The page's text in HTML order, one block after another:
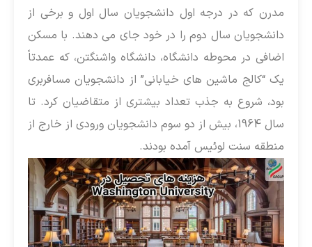
مدرن که در درجه اول دانشجویان سال اول و برخی از
دانشجویان سال دوم را در خود جای می دهند. با مسکن
اضافی در محوطه دانشگاه، دانشگاه واشنگتن، که عمدتاً
یک “کالج ماشین های خیابانی” از دانشجویان مسافربری
بود، شروع به جذب تعداد بیشتری از متقاضیان کرد. تا
سال 1964، بیش از دو سوم دانشجویان ورودی از خارج از
منطقه سنت لوئیس آمده بودند.